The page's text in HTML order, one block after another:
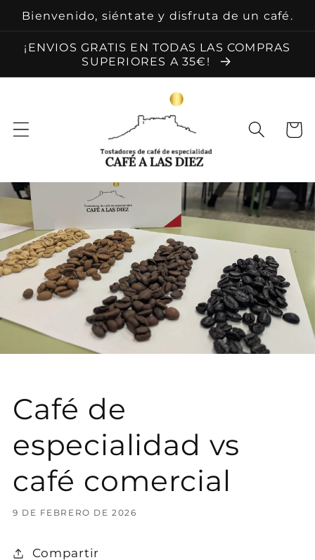
directamente
Bienvenido, siéntate y disfruta de un café.
¡ENVIOS GRATIS EN TODAS LAS COMPRAS
SUPERIORES A 35€!
Café de
especialidad vs
café comercial
9 DE FEBRERO DE 2026
Compartir